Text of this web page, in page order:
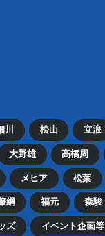
川 松山 立浪
大野雄 高橋周
メヒア 松葉
綱 福元 森駿
ズ イベント企画等